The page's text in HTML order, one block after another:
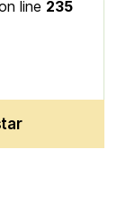
line 235